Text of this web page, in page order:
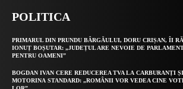
POLITICA
PRIMARUL DIN PRUNDU BÂRGĂULUI, DORU CRIȘAN, ÎI
IONUȚ BOȘUTAR: „JUDEȚUL ARE NEVOIE DE
PENTRU OAMENI”
BOGDAN IVAN CERE REDUCEREA TVA LA CARBURANȚI
MOTORINA STANDARD: „ROMÂNII VOR VEDEA CINE